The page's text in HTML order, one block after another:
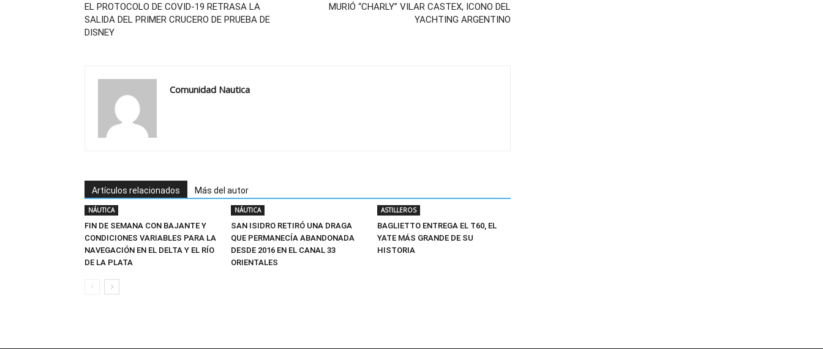
EL PROTOCOLO DE COVID-19 RETRASA LA
SALIDA DEL PRIMER CRUCERO DE PRUEBA DE
DISNEY
MURIÓ “CHARLY” VILAR CASTEX, ICONO DEL
YACHTING ARGENTINO
Comunidad Nautica
Artículos relacionados Más del autor
NÁUTICA
FIN DE SEMANA CON BAJANTE Y
CONDICIONES VARIABLES PARA LA
NAVEGACIÓN EN EL DELTA Y EL RÍO
DE LA PLATA
NÁUTICA
SAN ISIDRO RETIRÓ UNA DRAGA
QUE PERMANECÍA ABANDONADA
DESDE 2016 EN EL CANAL 33
ORIENTALES
ASTILLEROS
BAGLIETTO ENTREGA EL T60, EL
YATE MÁS GRANDE DE SU
HISTORIA